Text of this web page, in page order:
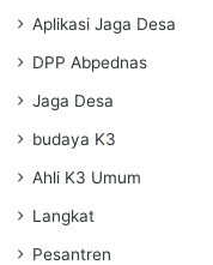
Aplikasi Jaga Desa
DPP Abpednas
Jaga Desa
budaya K3
Ahli K3 Umum
Langkat
Pesantren